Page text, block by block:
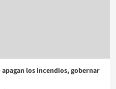
los incendios, gobernar